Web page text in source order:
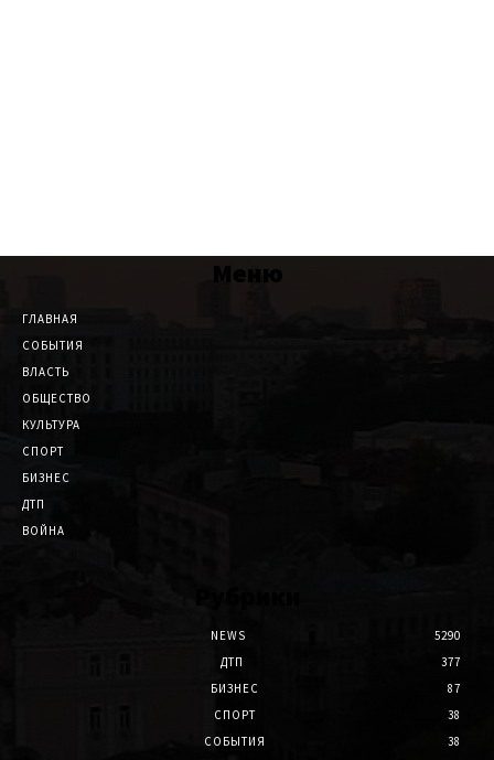
Меню
ГЛАВНАЯ
СОБЫТИЯ
ВЛАСТЬ
ОБЩЕСТВО
КУЛЬТУРА
СПОРТ
БИЗНЕС
ДТП
ВОЙНА
NEWS
5290
ДТП
377
БИЗНЕС
87
СПОРТ
38
СОБЫТИЯ
38